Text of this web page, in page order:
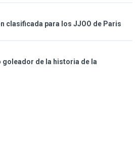
clasificada para los JJOO de Paris
goleador de la historia de la